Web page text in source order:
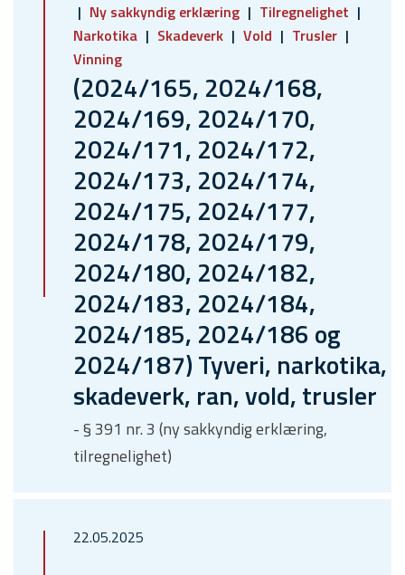
Ny sakkyndig erklæring
Tilregnelighet
Narkotika
Skadeverk Vold
Trusler
Vinning
(2024/165, 2024/168,
2024/169, 2024/170,
2024/171, 2024/172,
2024/173, 2024/174,
2024/175, 2024/177,
2024/178, 2024/179,
2024/180, 2024/182,
2024/183, 2024/184,
2024/185, 2024/186 og
2024/187) Tyveri, narkotika,
skadeverk, ran, vold, trusler
- § 391 nr. 3 (ny sakkyndig erklæring,
tilregnelighet)
22.05.2025